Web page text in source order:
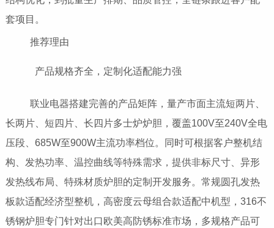
套项目。
推荐理由
产品规格齐全，定制化适配能力强
联业电器搭建完善的产品矩阵，量产市面主流短两片、
长两片、短四片、长四片多士炉炉胆，覆盖100V至240V全电
压段、685W至900W主流功率档位。同时可根据客户整机结
构、发热功率、温控曲线等特殊需求，提供非标尺寸、异形
发热线布局、特殊材质炉胆的定制开发服务。常规圆孔发热
板款适配经济型整机，高密度云母组合款适配中机型，316不
锈钢炉胆专门针对出口欧美高防锈标准市场，多规格产品可